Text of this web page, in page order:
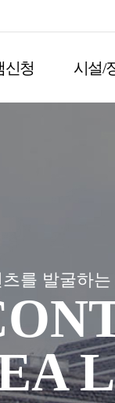
신청 시설/
츠를 발굴하